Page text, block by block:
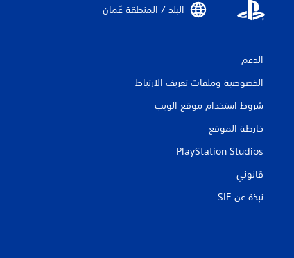
البلد / المنطقة عُمان‏
الدعم
الخصوصية وملفات تعريف الارتباط
شروط استخدام موقع الويب
خارطة الموقع
PlayStation Studios
قانوني
نبذة عن SIE‏